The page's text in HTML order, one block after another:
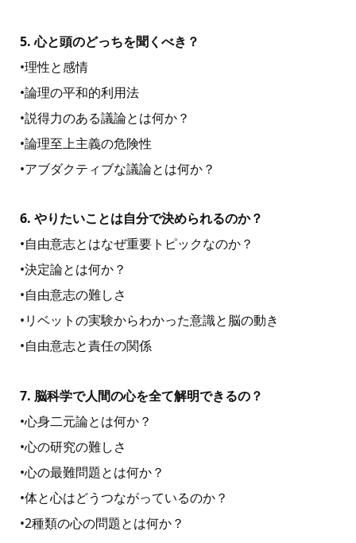
5. 心と頭のどっちを聞くべき？
•理性と感情
•論理の平和的利⽤法
•説得⼒のある議論とは何か？
•論理⾄上主義の危険性
•アブダクティブな議論とは何か？
6. やりたいことは自分で決められるのか？
•⾃由意志とはなぜ重要トピックなのか？
•決定論とは何か？
•⾃由意志の難しさ
•リベットの実験からわかった意識と脳の動き
•⾃由意志と責任の関係
7. 脳科学で人間の心を全て解明できるの？
•⼼⾝⼆元論とは何か？
•⼼の研究の難しさ
•⼼の最難問題とは何か？
•体と⼼はどうつながっているのか？
•2種類の⼼の問題とは何か？